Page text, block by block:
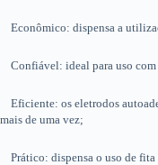
Econômico: dispensa a
Confiável: ideal para uso com
Eficiente: os eletrodos
mais de uma vez;
Prático: dispensa o uso de